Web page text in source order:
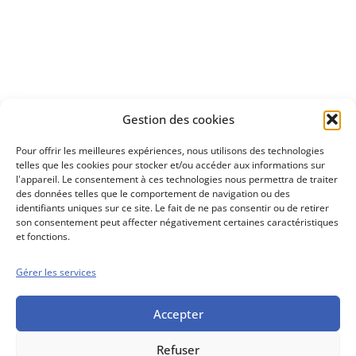
Gestion des cookies
Pour offrir les meilleures expériences, nous utilisons des technologies
telles que les cookies pour stocker et/ou accéder aux informations sur
l'appareil. Le consentement à ces technologies nous permettra de traiter
des données telles que le comportement de navigation ou des
identifiants uniques sur ce site. Le fait de ne pas consentir ou de retirer
son consentement peut affecter négativement certaines caractéristiques
et fonctions.
Gérer les services
Accepter
Refuser
Découvrez
Conseils boursiers depuis 1952
Propos Utiles est
une publication